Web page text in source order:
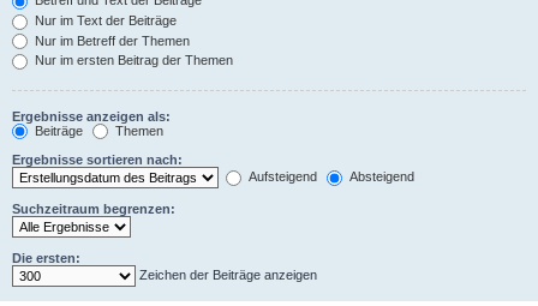
Nur im Text der Beiträge
Nur im Betreff der Themen
Nur im ersten Beitrag der Themen
Ergebnisse anzeigen als:
Beiträge
Themen
Ergebnisse sortieren nach:
Aufsteigend
Absteigend
Suchzeitraum begrenzen:
Die ersten:
Zeichen der Beiträge anzeigen